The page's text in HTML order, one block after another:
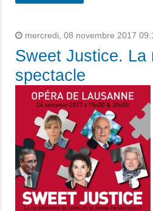
mercredi, 08 novembre 2017
Sweet Justice. La
spectacle